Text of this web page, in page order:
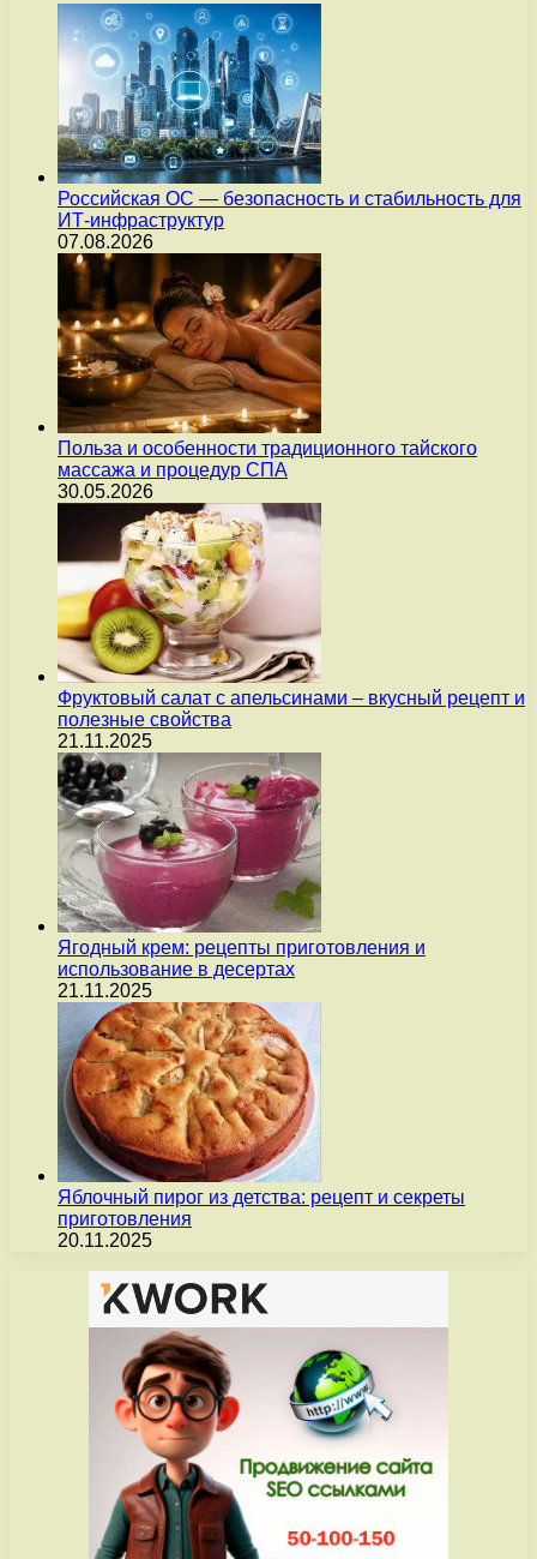
Российская ОС — безопасность и стабильность для
ИТ-инфраструктур
07.08.2026
Польза и особенности традиционного тайского
массажа и процедур СПА
30.05.2026
Фруктовый салат с апельсинами – вкусный рецепт и
полезные свойства
21.11.2025
Ягодный крем: рецепты приготовления и
использование в десертах
21.11.2025
Яблочный пирог из детства: рецепт и секреты
приготовления
20.11.2025